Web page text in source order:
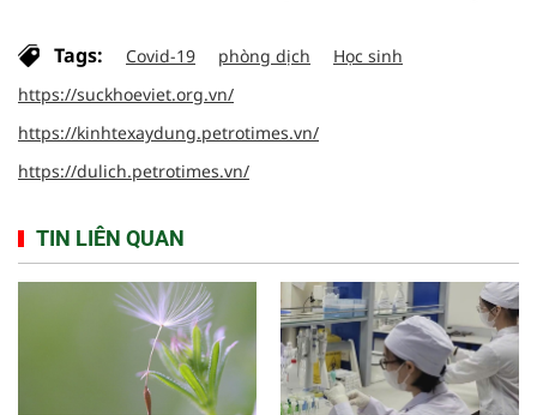
Tags: Covid-19 phòng dịch
Học sinh
https://suckhoeviet.org.vn/
https://kinhtexaydung.petrotimes.vn/
https://dulich.petrotimes.vn/
TIN LIÊN QUAN